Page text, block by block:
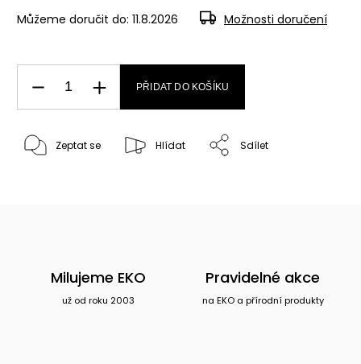
Můžeme doručit do: 11.8.2026 Možnosti doručení
PŘIDAT DO KOŠÍKU
Zeptat se Hlídat Sdílet
Milujeme EKO
už od roku 2003
Pravidelné akce
na EKO a přírodní produkty